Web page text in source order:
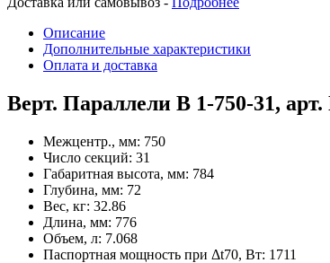
Описание
Дополнительные характеристики
Оплата и доставка
Верт. Параллели В 1-750-31,
Межцентр., мм: 750
Число секций: 31
Габаритная высота, мм: 784
Глубина, мм: 72
Вес, кг: 32.86
Длина, мм: 776
Объем, л: 7.068
Паспортная мощность при Δt70, Вт: 1711